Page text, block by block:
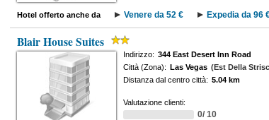
Hotel offerto anche da Venere da 52 € Expedia da 96
Blair House Suites
Indirizzo: 344 East Desert Inn Road
Città (Zona): Las Vegas (Est Della
Distanza dal centro città: 5.04 km
Valutazione clienti:
0/ 10